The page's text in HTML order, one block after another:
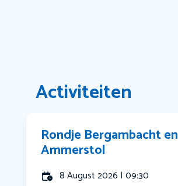
Activiteiten
Rondje Bergambacht en
Ammerstol
8 August 2026 | 09:30